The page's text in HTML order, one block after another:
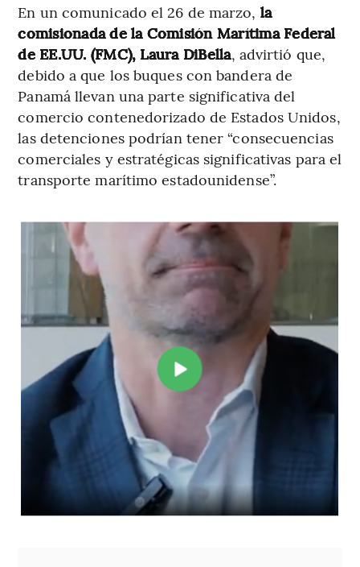
En un comunicado el 26 de marzo, la
comisionada de la Comisión Marítima Federal
de EE.UU. (FMC), Laura DiBella, advirtió que,
debido a que los buques con bandera de
Panamá llevan una parte significativa del
comercio contenedorizado de Estados Unidos,
las detenciones podrían tener “consecuencias
comerciales y estratégicas significativas para el
transporte marítimo estadounidense”.